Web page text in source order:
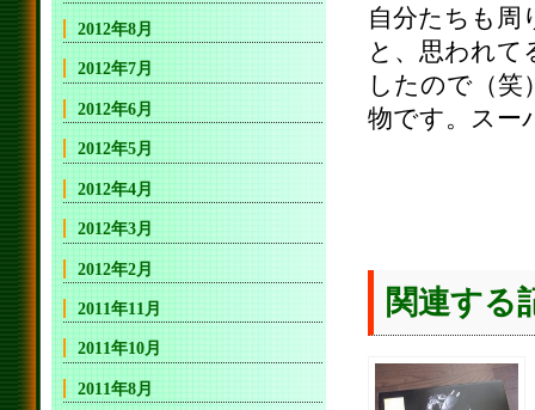
自分たちも周
と、思われて
したので（
物です。スー
関連する
2012年8月
2012年7月
2012年6月
2012年5月
2012年4月
2012年3月
2012年2月
2011年11月
2011年10月
2011年8月